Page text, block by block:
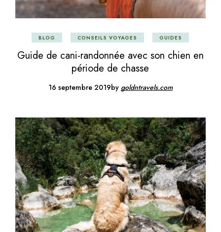
BLOG CONSEILS VOYAGES GUIDES
Guide de cani-randonnée avec son chien en
période de chasse
16 septembre 2019by goldntravels.com